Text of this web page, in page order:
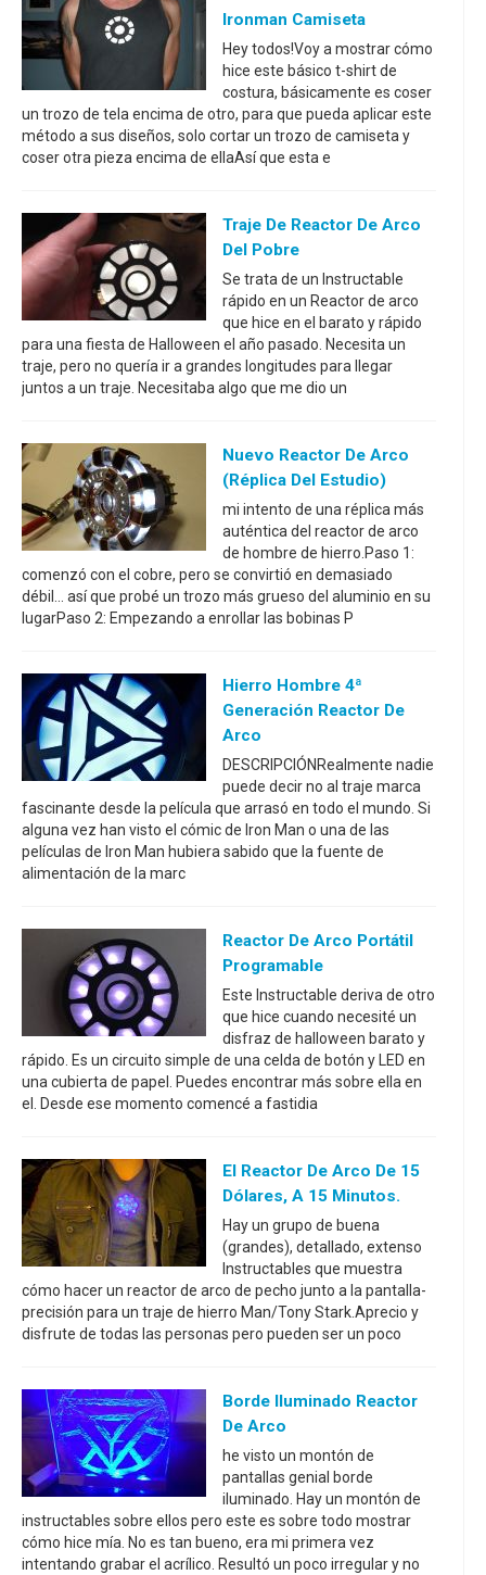
Ironman Camiseta
Hey todos!Voy a mostrar cómo
hice este básico t-shirt de
costura, básicamente es coser
un trozo de tela encima de otro, para que pueda aplicar este
método a sus diseños, solo cortar un trozo de camiseta y
coser otra pieza encima de ellaAsí que esta e
Traje De Reactor De Arco
Del Pobre
Se trata de un Instructable
rápido en un Reactor de arco
que hice en el barato y rápido
para una fiesta de Halloween el año pasado. Necesita un
traje, pero no quería ir a grandes longitudes para llegar
juntos a un traje. Necesitaba algo que me dio un
Nuevo Reactor De Arco
(réplica Del Estudio)
mi intento de una réplica más
auténtica del reactor de arco
de hombre de hierro.Paso 1:
comenzó con el cobre, pero se convirtió en demasiado
débil... así que probé un trozo más grueso del aluminio en su
lugarPaso 2: Empezando a enrollar las bobinas P
Hierro Hombre 4ª
Generación Reactor De
Arco
DESCRIPCIÓNRealmente nadie
puede decir no al traje marca
fascinante desde la película que arrasó en todo el mundo. Si
alguna vez han visto el cómic de Iron Man o una de las
películas de Iron Man hubiera sabido que la fuente de
alimentación de la marc
Reactor De Arco Portátil
Programable
Este Instructable deriva de otro
que hice cuando necesité un
disfraz de halloween barato y
rápido. Es un circuito simple de una celda de botón y LED en
una cubierta de papel. Puedes encontrar más sobre ella en
el. Desde ese momento comencé a fastidia
El Reactor De Arco De 15
Dólares, A 15 Minutos.
Hay un grupo de buena
(grandes), detallado, extenso
Instructables que muestra
cómo hacer un reactor de arco de pecho junto a la pantalla-
precisión para un traje de hierro Man/Tony Stark.Aprecio y
disfrute de todas las personas pero pueden ser un poco
Borde Iluminado Reactor
De Arco
he visto un montón de
pantallas genial borde
iluminado. Hay un montón de
instructables sobre ellos pero este es sobre todo mostrar
cómo hice mía. No es tan bueno, era mi primera vez
intentando grabar el acrílico. Resultó un poco irregular y no